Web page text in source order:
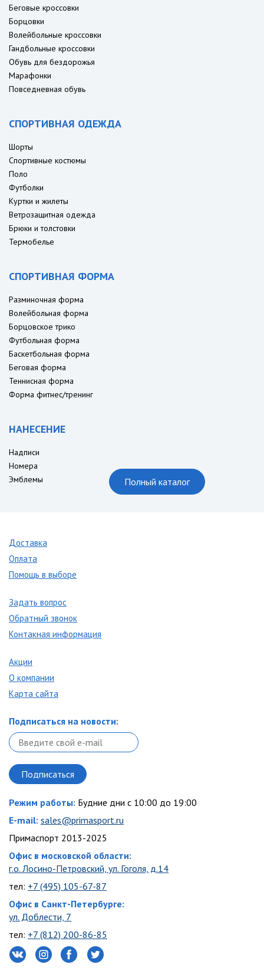
Беговые кроссовки
Борцовки
Волейбольные кроссовки
Гандбольные кроссовки
Обувь для бездорожья
Марафонки
Повседневная обувь
СПОРТИВНАЯ ОДЕЖДА
Шорты
Спортивные костюмы
Поло
Футболки
Куртки и жилеты
Ветрозащитная одежда
Брюки и толстовки
Термобелье
СПОРТИВНАЯ ФОРМА
Разминочная форма
Волейбольная форма
Борцовское трико
Футбольная форма
Баскетбольная форма
Беговая форма
Теннисная форма
Форма фитнес/тренинг
НАНЕСЕНИЕ
Надписи
Номера
Эмблемы
Полный каталог
Доставка
Оплата
Помощь в выборе
Задать вопрос
Обратный звонок
Контакная информация
Акции
О компании
Карта сайта
Подписаться на новости:
Режим работы: Будние дни с 10:00 до 19:00
E-mail: sales@primasport.ru
Примаспорт 2013-2025
Офис в московской области:
г.о. Лосино-Петровский, ул. Гоголя, д.14
тел: +7 (495) 105-67-87
Офис в Санкт-Петербурге:
ул. Доблести, 7
тел: +7 (812) 200-86-85